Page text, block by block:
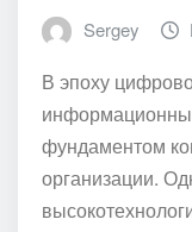
Sergey
В эпоху
фундаментом
организации.